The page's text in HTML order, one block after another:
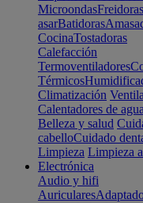
MicroondasFreidoras
asarBatidoras
CocinaTostadoras
Calefacción
Termoventiladores
Térmicos
Climatización
Calentadores de agua
Belleza y salud
cabelloCuidado
Limpieza Limpieza
Electrónica
Audio y hifi
Auriculares